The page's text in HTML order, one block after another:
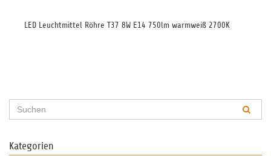
LED Leuchtmittel Röhre T37 8W E14 750lm warmweiß 2700K
Kategorien